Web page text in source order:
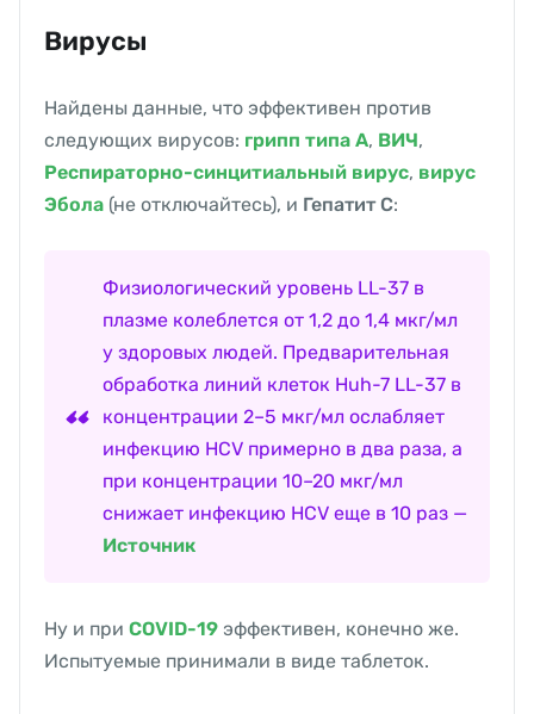
Вирусы
Найдены данные, что эффективен против
следующих вирусов: грипп типа А, ВИЧ,
Респираторно-синцитиальный вирус, вирус
Эбола (не отключайтесь), и Гепатит С:
Физиологический уровень LL-37 в
плазме колеблется от 1,2 до 1,4 мкг/мл
у здоровых людей. Предварительная
обработка линий клеток Huh-7 LL-37 в
концентрации 2–5 мкг/мл ослабляет
инфекцию HCV примерно в два раза, а
при концентрации 10–20 мкг/мл
снижает инфекцию HCV еще в 10 раз —
Источник
Ну и при COVID-19 эффективен, конечно же.
Испытуемые принимали в виде таблеток.